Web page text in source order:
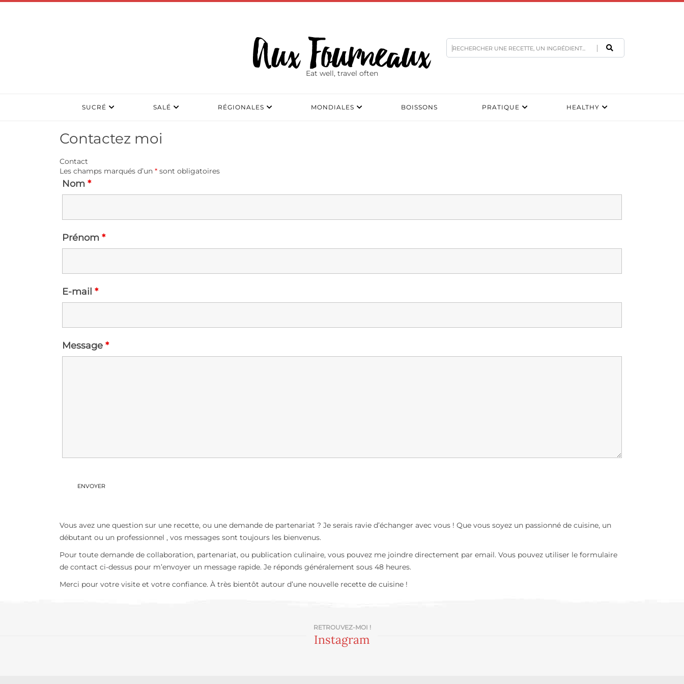
Eat well, travel often
SUCRÉ SALÉ RÉGIONALES MONDIALES BOISSONS PRATIQUE HEALTHY
Contactez moi
Contact
Les champs marqués d’un * sont obligatoires
Nom *
Prénom *
E-mail *
Message *
Vous avez une question sur une recette, ou une demande de partenariat ? Je serais ravie d’échanger avec vous ! Que vous soyez un passionné de cuisine, un
débutant ou un professionnel , vos messages sont toujours les bienvenus.
Pour toute demande de collaboration, partenariat, ou publication culinaire, vous pouvez me joindre directement par email. Vous pouvez utiliser le formulaire
de contact ci-dessus pour m’envoyer un message rapide. Je réponds généralement sous 48 heures.
Merci pour votre visite et votre confiance. À très bientôt autour d’une nouvelle recette de cuisine !
RETROUVEZ-MOI !
Instagram